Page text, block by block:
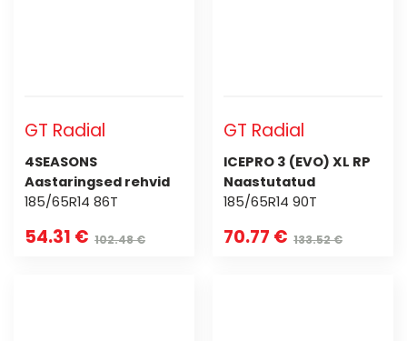
GT Radial
4SEASONS
Aastaringsed rehvid
185/65R14 86T
54.31 € 102.48 €
GT Radial
ICEPRO 3 (EVO) XL RP
Naastutatud
185/65R14 90T
70.77 € 133.52 €